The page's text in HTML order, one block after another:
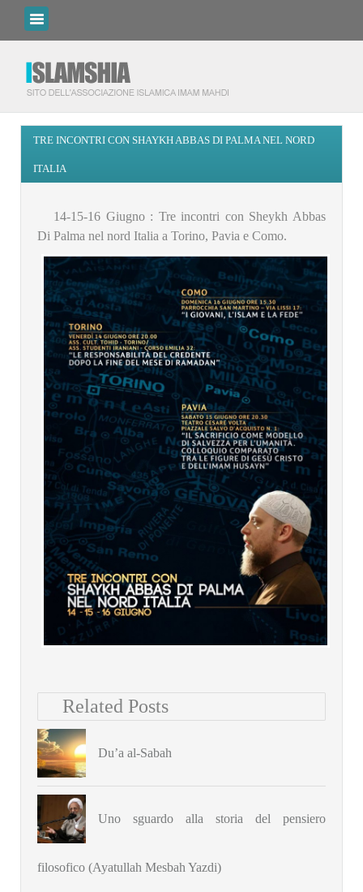
TRE INCONTRI CON SHAYKH ABBAS DI PALMA NEL NORD
ITALIA
14-15-16 Giugno : Tre incontri con Sheykh Abbas
Di Palma nel nord Italia a Torino, Pavia e Como.
Related Posts
Du’a al-Sabah
Uno sguardo alla storia del pensiero
filosofico (Ayatullah Mesbah Yazdi)